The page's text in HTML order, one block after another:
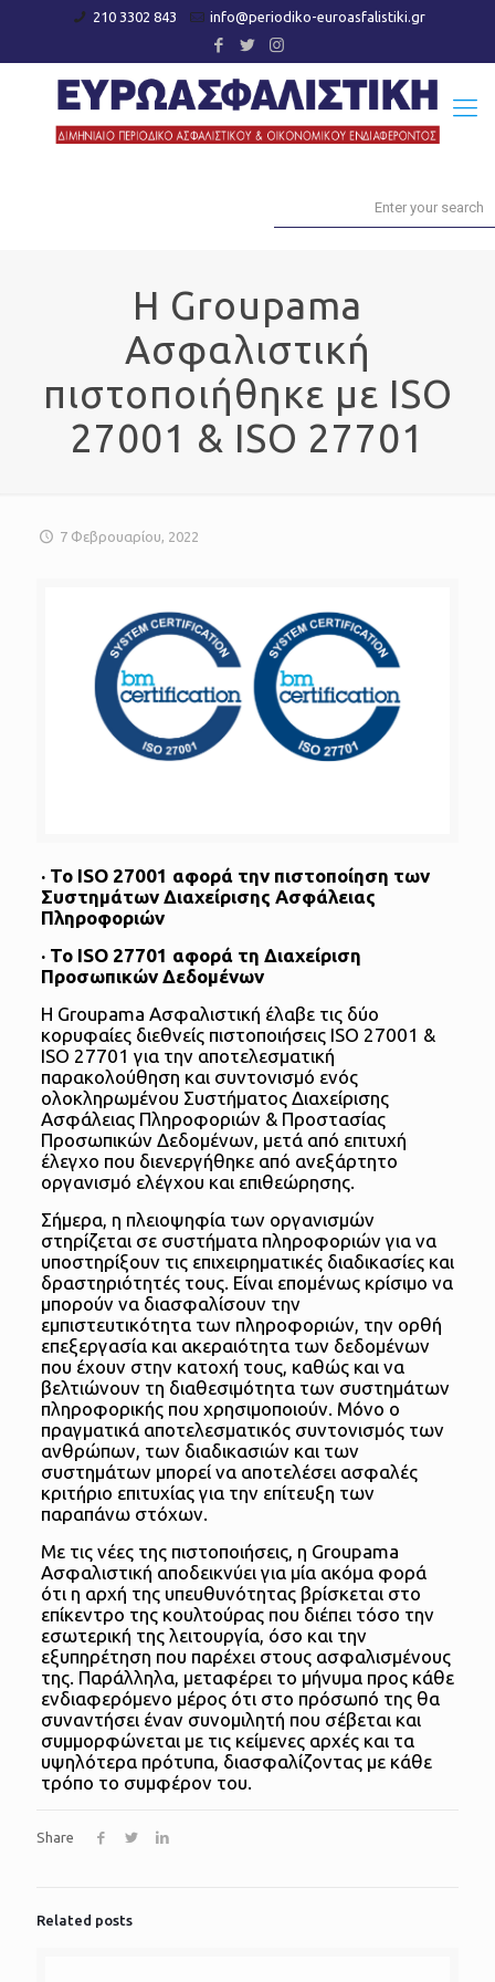
210 3302 843 info@periodiko-euroasfalistiki.gr
Η Groupama
Ασφαλιστική
πιστοποιήθηκε με ISO
27001 & ISO 27701
7 Φεβρουαρίου, 2022
· Το ISO 27001 αφορά την πιστοποίηση των
Συστημάτων Διαχείρισης Ασφάλειας
Πληροφοριών
· Το ISO 27701 αφορά τη Διαχείριση
Προσωπικών Δεδομένων
Η Groupama Ασφαλιστική έλαβε τις δύο
κορυφαίες διεθνείς πιστοποιήσεις ISO 27001 &
ISO 27701 για την αποτελεσματική
παρακολούθηση και συντονισμό ενός
ολοκληρωμένου Συστήματος Διαχείρισης
Ασφάλειας Πληροφοριών & Προστασίας
Προσωπικών Δεδομένων, μετά από επιτυχή
έλεγχο που διενεργήθηκε από ανεξάρτητο
οργανισμό ελέγχου και επιθεώρησης.
Σήμερα, η πλειοψηφία των οργανισμών
στηρίζεται σε συστήματα πληροφοριών για να
υποστηρίξουν τις επιχειρηματικές διαδικασίες και
δραστηριότητές τους. Είναι επομένως κρίσιμο να
μπορούν να διασφαλίσουν την
εμπιστευτικότητα των πληροφοριών, την ορθή
επεξεργασία και ακεραιότητα των δεδομένων
που έχουν στην κατοχή τους, καθώς και να
βελτιώνουν τη διαθεσιμότητα των συστημάτων
πληροφορικής που χρησιμοποιούν. Μόνο ο
πραγματικά αποτελεσματικός συντονισμός των
ανθρώπων, των διαδικασιών και των
συστημάτων μπορεί να αποτελέσει ασφαλές
κριτήριο επιτυχίας για την επίτευξη των
παραπάνω στόχων.
Με τις νέες της πιστοποιήσεις, η Groupama
Ασφαλιστική αποδεικνύει για μία ακόμα φορά
ότι η αρχή της υπευθυνότητας βρίσκεται στο
επίκεντρο της κουλτούρας που διέπει τόσο την
εσωτερική της λειτουργία, όσο και την
εξυπηρέτηση που παρέχει στους ασφαλισμένους
της. Παράλληλα, μεταφέρει το μήνυμα προς κάθε
ενδιαφερόμενο μέρος ότι στο πρόσωπό της θα
συναντήσει έναν συνομιλητή που σέβεται και
συμμορφώνεται με τις κείμενες αρχές και τα
υψηλότερα πρότυπα, διασφαλίζοντας με κάθε
τρόπο το συμφέρον του.
Share
Related posts